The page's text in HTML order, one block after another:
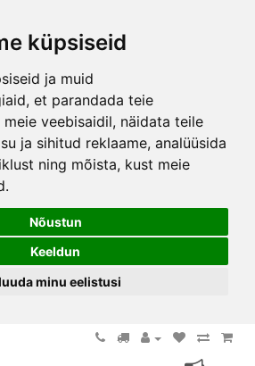
küpsiseid
ja muid
et parandada teie
veebisaidil, näidata teile
ja sihitud reklaame, analüüsida
ning mõista, kust meie
Nõustun
Keeldun
minu eelistusi